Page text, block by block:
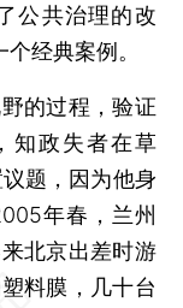
公共治理的改
经典案例。
的过程，验证
知政失者在草
题，因为他身
年春，兰州
北京出差时游
料膜，几十台